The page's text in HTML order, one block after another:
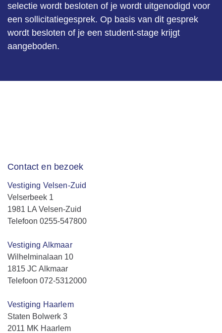
selectie wordt besloten of je wordt uitgenodigd voor
een sollicitatiegesprek. Op basis van dit gesprek
wordt besloten of je een student-stage krijgt
aangeboden.
Contact en bezoek
Vestiging Velsen-Zuid
Velserbeek 1
1981 LA Velsen-Zuid
Telefoon 0255-547800
Vestiging Alkmaar
Wilhelminalaan 10
1815 JC Alkmaar
Telefoon 072-5312000
Vestiging Haarlem
Staten Bolwerk 3
2011 MK Haarlem